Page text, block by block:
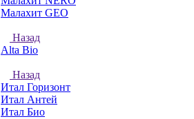
Малахит GEO
Назад
Alta Bio
Назад
Итал Горизонт
Итал Антей
Итал Био